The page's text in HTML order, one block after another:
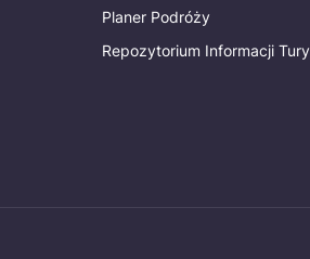
Planer Podróży
Repozytorium Informacji